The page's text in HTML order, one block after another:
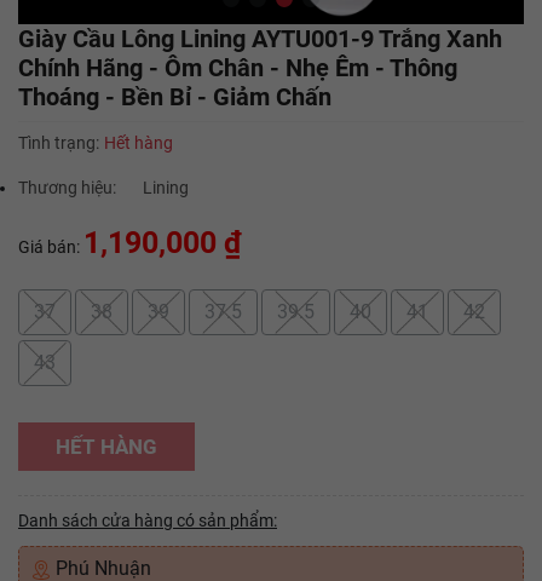
Giày Cầu Lông Lining AYTU001-9 Trắng Xanh
Chính Hãng - Ôm Chân - Nhẹ Êm - Thông
Thoáng - Bền Bỉ - Giảm Chấn
Tình trạng: Hết hàng
Thương hiệu: Lining
Giá bán: 1,190,000 ₫
37 38 39 37.5 39.5 40 41 42
43
HẾT HÀNG
Danh sách cửa hàng có sản phẩm:
Phú Nhuận